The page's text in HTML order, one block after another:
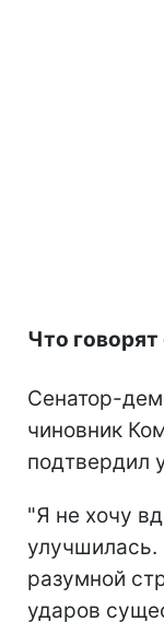
Что
Сенатор-
чиновник
подтвердил
"Я не хочу
улучшилась.
разумной
ударов